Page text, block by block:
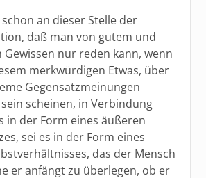
an dieser Stelle der
daß man von gutem und
Gewissen nur reden kann, wenn
merkwürdigen Etwas, über
Gegensatzmeinungen
scheinen, in Verbindung
in der Form eines äußeren
sei es in der Form eines
das der Mensch
er anfängt zu überlegen, ob er